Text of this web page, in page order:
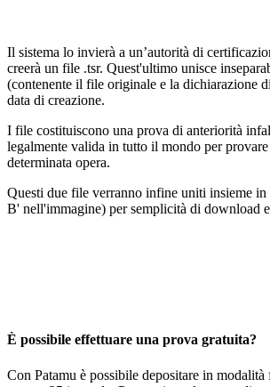
Il sistema lo invierà a un’autorità di
creerà un file .tsr. Quest'ultimo unisce
(contenente il file originale e la dichiarazione
data di creazione.
I file costituiscono una prova di anteriorità
legalmente valida in tutto il mondo per
determinata opera.
Questi due file verranno infine uniti insieme
B' nell'immagine) per semplicità di download
È possibile effettuare una prova gratuita?
Con Patamu è possibile depositare in